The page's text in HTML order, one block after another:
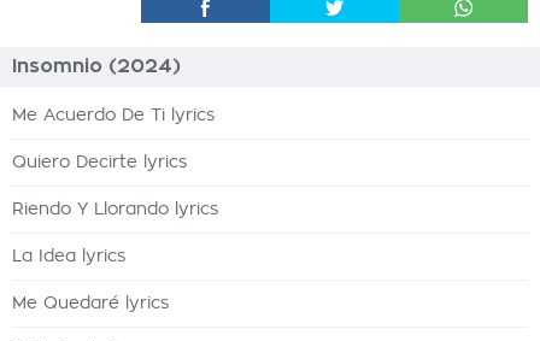
Insomnio (2024)
Me Acuerdo De Ti lyrics
Quiero Decirte lyrics
Riendo Y Llorando lyrics
La Idea lyrics
Me Quedaré lyrics